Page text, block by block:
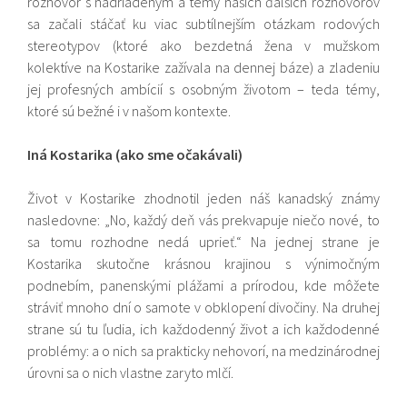
sa začali stáčať ku viac subtílnejším otázkam rodových
stereotypov (ktoré ako bezdetná žena v mužskom
kolektíve na Kostarike zažívala na dennej báze) a zladeniu
jej profesných ambícií s osobným životom – teda témy,
ktoré sú bežné i v našom kontexte.
Iná Kostarika (ako sme očakávali)
Život v Kostarike zhodnotil jeden náš kanadský známy
nasledovne: „No, každý deň vás prekvapuje niečo nové, to
sa tomu rozhodne nedá uprieť.“ Na jednej strane je
Kostarika skutočne krásnou krajinou s výnimočným
podnebím, panenskými plážami a prírodou, kde môžete
stráviť mnoho dní o samote v obklopení divočiny. Na druhej
strane sú tu ľudia, ich každodenný život a ich každodenné
problémy: a o nich sa prakticky nehovorí, na medzinárodnej
úrovni sa o nich vlastne zaryto mlčí.